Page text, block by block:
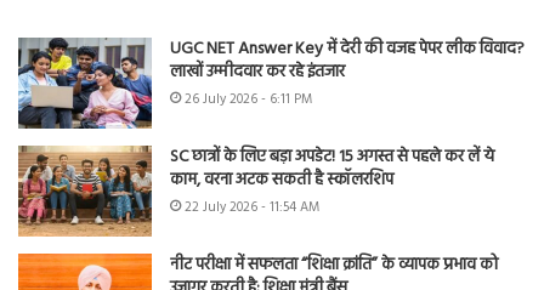
UGC NET Answer Key में देरी की वजह पेपर लीक विवाद?
लाखों उम्मीदवार कर रहे इंतजार
26 July 2026 - 6:11 PM
SC छात्रों के लिए बड़ा अपडेट! 15 अगस्त से पहले कर लें ये
काम, वरना अटक सकती है स्कॉलरशिप
22 July 2026 - 11:54 AM
नीट परीक्षा में सफलता “शिक्षा क्रांति” के व्यापक प्रभाव को